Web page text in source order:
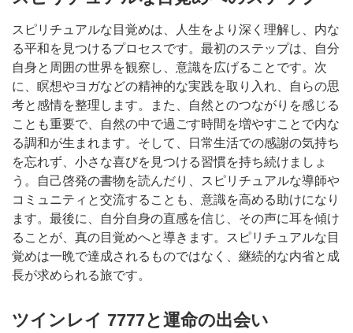
スピリチュアルな目覚めは、人生をより深く理解し、内な
る平和を見つけるプロセスです。最初のステップは、自分
自身と周囲の世界を観察し、意識を広げることです。次
に、瞑想やヨガなどの精神的な実践を取り入れ、自らの思
考と感情を整理します。また、自然とのつながりを感じる
ことも重要で、自然の中で過ごす時間を増やすことで内な
る調和が生まれます。そして、日常生活での感謝の気持ち
を忘れず、小さな喜びを見つける習慣を持ち続けましょ
う。自己啓発の書物を読んだり、スピリチュアルな導師や
コミュニティと交流することも、意識を高める助けになり
ます。最後に、自分自身の直感を信じ、その声に耳を傾け
ることが、真の目覚めへと導きます。スピリチュアルな目
覚めは一晩で達成されるものではなく、継続的な内省と成
長が求められる旅です。
ツインレイ 7777と運命の出会い